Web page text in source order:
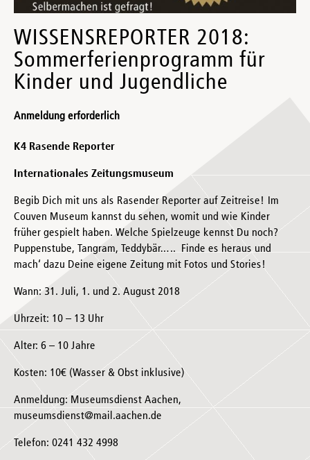
WISSENSREPORTER 2018:
Sommerferienprogramm für
Kinder und Jugendliche
Anmeldung erforderlich
K4 Rasende Reporter
Internationales Zeitungsmuseum
Begib Dich mit uns als Rasender Reporter auf Zeitreise! Im
Couven Museum kannst du sehen, womit und wie Kinder
früher gespielt haben. Welche Spielzeuge kennst Du noch?
Puppenstube, Tangram, Teddybär….. Finde es heraus und
mach‘ dazu Deine eigene Zeitung mit Fotos und Stories!
Wann: 31. Juli, 1. und 2. August 2018
Uhrzeit: 10 – 13 Uhr
Alter: 6 – 10 Jahre
Kosten: 10€ (Wasser & Obst inklusive)
Anmeldung: Museumsdienst Aachen,
museumsdienst@mail.aachen.de
Telefon: 0241 432 4998